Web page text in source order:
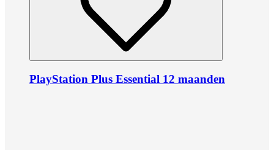
PlayStation Plus Essential 12 maanden